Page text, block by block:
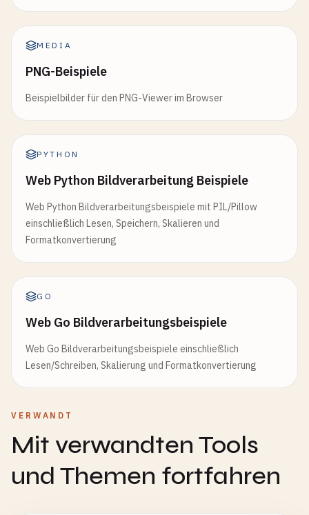
MEDIA
PNG-Beispiele
Beispielbilder für den PNG-Viewer im Browser
PYTHON
Web Python Bildverarbeitung Beispiele
Web Python Bildverarbeitungsbeispiele mit PIL/Pillow
einschließlich Lesen, Speichern, Skalieren und
Formatkonvertierung
GO
Web Go Bildverarbeitungsbeispiele
Web Go Bildverarbeitungsbeispiele einschließlich
Lesen/Schreiben, Skalierung und Formatkonvertierung
VERWANDT
Mit verwandten Tools
und Themen fortfahren